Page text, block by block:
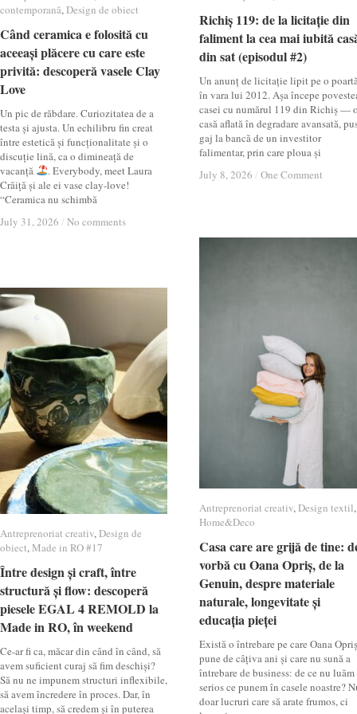
contemporană,Design de obiect
Când ceramica e folosită cu
aceeași plăcere cu care este
privită: descoperă vasele Clay
Love
Un pic de răbdare. Curiozitatea de a
testa și ajusta. Un echilibru fin creat
între estetică și funcționalitate și o
discuție lină, ca o dimineață de
vacanță
. Everybody, meet Laura
Crăiță și ale ei vase clay-love!
“Ceramica nu schimbă
July 31, 2026 / No comments
contemporană Design de obiect
Când ceramica e folosită cu
aceeași plăcere cu care este
privită: descoperă vasele Clay
Love
July 31, 2026 / No comments
Richiș 119: de la licitație din
faliment la cea mai iubită
din sat (episodul #2)
Un anunț de licitație lipit pe o
în vara lui 2012. Așa începe
casei cu numărul 119 din Richiș —
casă aflată în degradare avansată,
gaj la bancă de un investitor
falimentar, prin care ploua și
July 8, 2026 / One Comment
Richiș 119: de la licitație din
faliment la cea mai iubită
din sat (episodul #2)
July 8, 2026 / One Comment
Antreprenoriat creativ,Design textil,
Home&Deco
Casa care are grijă de tine:
vorbă cu Oana Opriș, de la
Genuin, despre materiale
naturale, longevitate și
educația pieței
Există o întrebare pe care Oana
pune de câțiva ani și care nu sună a
întrebare de business: de ce nu
serios ce punem în casele noastre?
doar lucruri care să arate frumos, ci
Antreprenoriat creativ Design textil
Home&Deco
Casa care are grijă de tine:
vorbă cu Oana Opriș, de la
Genuin, despre materiale
naturale, longevitate și
educația pieței
Antreprenoriat creativ,Design de
obiect,Made in RO #17
Între design și craft, între
structură și flow: descoperă
piesele EGAL 4 REMOLD la
Made in RO, în weekend
Ce-ar fi ca, măcar din când în când, să
avem suficient curaj să fim deschiși?
Să nu ne impunem structuri inflexibile,
să avem încredere în proces. Dar, în
același timp, să credem și în puterea
Antreprenoriat creativ Design de
obiect Made in RO #17
Între design și craft, între
structură și flow: descoperă
piesele EGAL 4 REMOLD la
Made in RO, în weekend